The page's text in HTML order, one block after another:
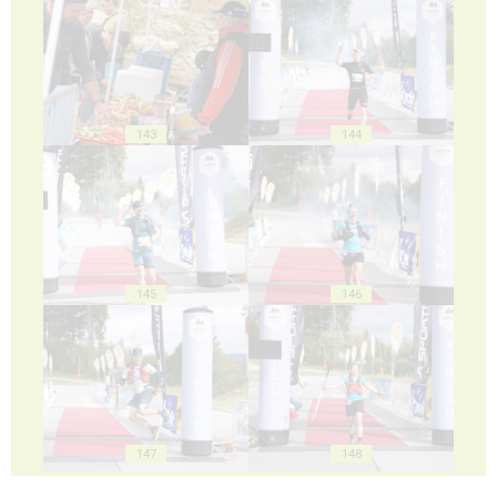
143 144
145 146
147 148